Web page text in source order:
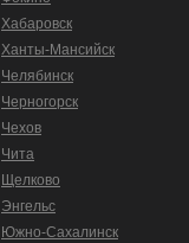
Хабаровск
Ханты-Мансийск
Челябинск
Черногорск
Чехов
Чита
Щелково
Энгельс
Южно-Сахалинск